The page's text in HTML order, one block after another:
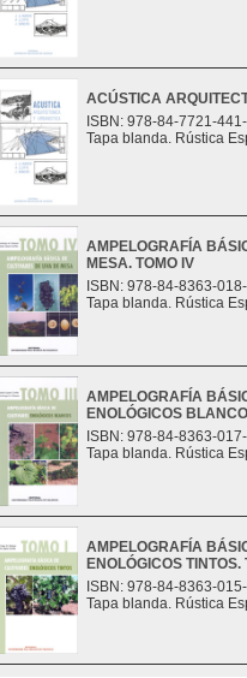
ACÚSTICA
ISBN: 978-84-7721-
Tapa blanda. Rústica
AMPELOGRAFÍA
MESA. TOMO IV
ISBN: 978-84-8363-
Tapa blanda. Rústica
AMPELOGRAFÍA
ENOLÓGICOS
ISBN: 978-84-8363-
Tapa blanda. Rústica
AMPELOGRAFÍA
ENOLÓGICOS TINTOS.
ISBN: 978-84-8363-
Tapa blanda. Rústica